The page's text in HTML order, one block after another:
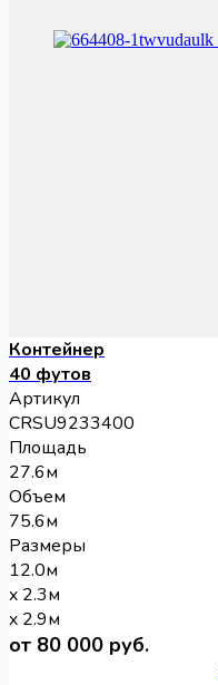
Контейнер
40 футов
Артикул
CRSU9233400
Площадь
27.6м
Объем
75.6м
Размеры
12.0м
x 2.3м
x 2.9м
от 80 000 руб.